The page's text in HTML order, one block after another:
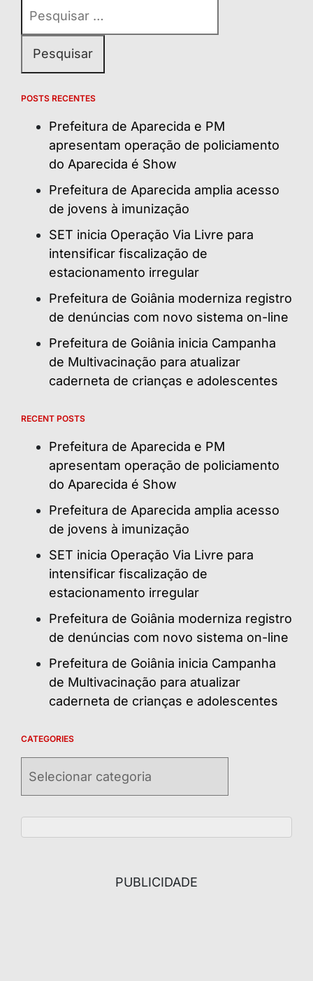
por:
POSTS RECENTES
Prefeitura de Aparecida e PM
apresentam operação de policiamento
do Aparecida é Show
Prefeitura de Aparecida amplia acesso
de jovens à imunização
SET inicia Operação Via Livre para
intensificar fiscalização de
estacionamento irregular
Prefeitura de Goiânia moderniza registro
de denúncias com novo sistema on-line
Prefeitura de Goiânia inicia Campanha
de Multivacinação para atualizar
caderneta de crianças e adolescentes
RECENT POSTS
Prefeitura de Aparecida e PM
apresentam operação de policiamento
do Aparecida é Show
Prefeitura de Aparecida amplia acesso
de jovens à imunização
SET inicia Operação Via Livre para
intensificar fiscalização de
estacionamento irregular
Prefeitura de Goiânia moderniza registro
de denúncias com novo sistema on-line
Prefeitura de Goiânia inicia Campanha
de Multivacinação para atualizar
caderneta de crianças e adolescentes
CATEGORIES
PUBLICIDADE